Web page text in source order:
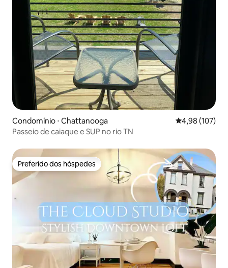
Condomínio ⋅ Chattanooga 4,98 de uma
4,98 (107)
Passeio de caiaque e SUP no rio TN
Preferido dos hóspedes
Preferido dos hóspedes